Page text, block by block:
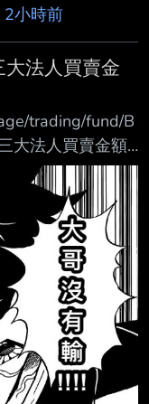
2小時前
法人買賣金
trading/fund/B
大法人買賣金額
) 賣出金額(億元)
賣) 107.11
投 信
陸資 3884.58
0 0